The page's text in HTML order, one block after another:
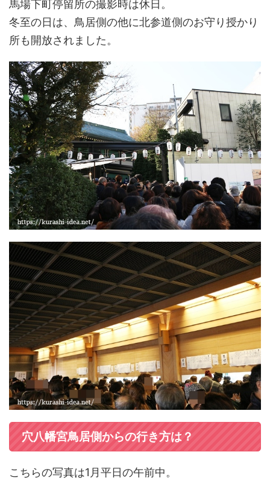
馬場下町停留所の撮影時は休日。
冬至の日は、鳥居側の他に北参道側のお守り授かり
所も開放されました。
穴八幡宮鳥居側からの行き方は？
こちらの写真は1月平日の午前中。